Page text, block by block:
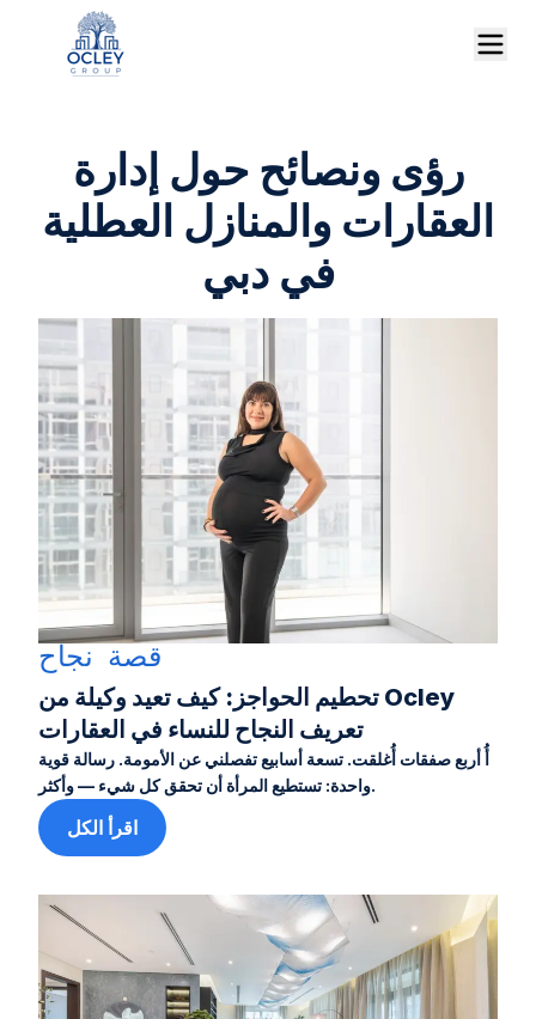
رؤى ونصائح حول إدارة
العقارات والمنازل العطلية
في دبي
قصة نجاح
تحطيم الحواجز: كيف تعيد وكيلة من Ocley
تعريف النجاح للنساء في العقارات
أُ أربع صفقات أُغلقت. تسعة أسابيع تفصلني عن الأمومة. رسالة قوية
واحدة: تستطيع المرأة أن تحقق كل شيء — وأكثر.
اقرأ الكل